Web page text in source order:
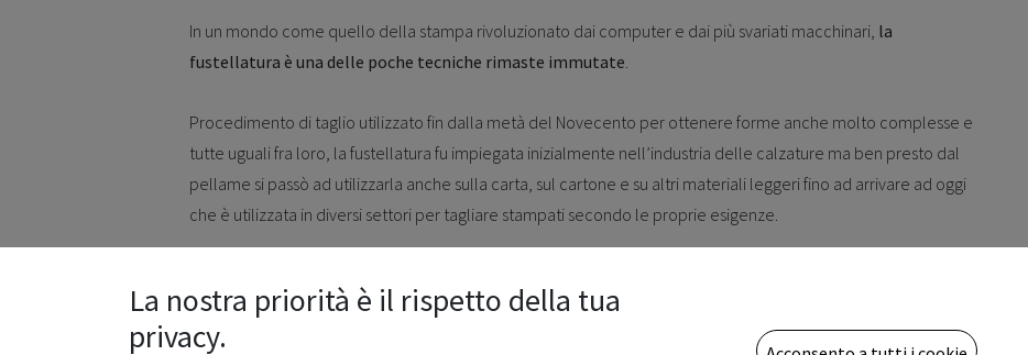
In un mondo come quello della stampa rivoluzionato dai computer e dai più svariati macchinari, la
fustellatura è una delle poche tecniche rimaste immutate
Procedimento di taglio utilizzato fin dalla metà del Novecento per ottenere forme anche molto complesse e
tutte uguali fra loro, la fustellatura fu impiegata inizialmente nell’industria delle calzature ma ben presto dal
pellame si passò ad utilizzarla anche sulla carta, sul cartone e su altri materiali leggeri fino ad arrivare ad oggi
che è utilizzata in diversi settori per tagliare stampati secondo le proprie esigenze.
La nostra priorità è il rispetto della tua
privacy.